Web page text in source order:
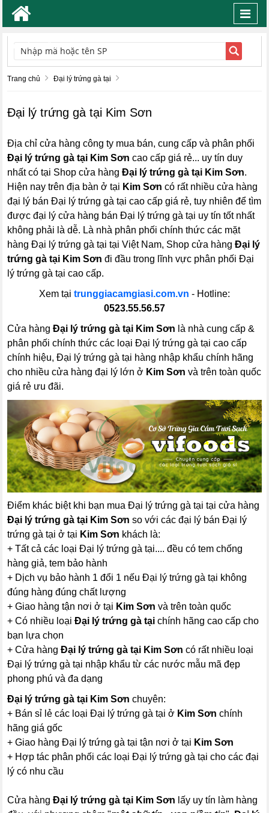
TÌM KIẾM
Trang chủ Đại lý trứng gà tại
Đại lý trứng gà tại Kim Sơn
Địa chỉ cửa hàng công ty mua bán, cung cấp và phân phối
Đại lý trứng gà tại Kim Sơn cao cấp giá rẻ... uy tín duy
nhất có tại Shop cửa hàngĐại lý trứng gà tại Kim Sơn.
Hiện nay trên địa bàn ở tại Kim Sơn có rất nhiều cửa hàng
đại lý bán Đại lý trứng gà tại cao cấp giá rẻ, tuy nhiên để tìm
được đại lý cửa hàng bán Đại lý trứng gà tại uy tín tốt nhất
không phải là dễ. Là nhà phân phối chính thức các mặt
hàng Đại lý trứng gà tại tại Việt Nam, Shop cửa hàngĐại lý
trứng gà tại Kim Sơn đi đầu trong lĩnh vực phân phối Đại
lý trứng gà tại cao cấp.
Xem tại trunggiacamgiasi.com.vn - Hotline:
0523.55.56.57
Cửa hàngĐại lý trứng gà tại Kim Sơn là nhà cung cấp &
phân phối chính thức các loại Đại lý trứng gà tại cao cấp
chính hiệu, Đại lý trứng gà tại hàng nhập khẩu chính hãng
cho nhiều cửa hàng đại lý lớn ở Kim Sơn và trên toàn quốc
giá rẻ ưu đãi.
Điểm khác biệt khi bạn mua Đại lý trứng gà tại tại cửa hàng
Đại lý trứng gà tại Kim Sơn so với các đại lý bán Đại lý
trứng gà tại ở tại Kim Sơn khách là:
+ Tất cả các loại Đại lý trứng gà tại.... đều có tem chống
hàng giả, tem bảo hành
+ Dịch vụ bảo hành 1 đổi 1 nếu Đại lý trứng gà tại không
đúng hàng đúng chất lượng
+ Giao hàng tận nơi ở tại Kim Sơn và trên toàn quốc
+ Có nhiều loạiĐại lý trứng gà tại chính hãng cao cấp cho
bạn lựa chọn
+ Cửa hàngĐại lý trứng gà tại Kim Sơn có rất nhiều loại
Đại lý trứng gà tại nhập khẩu từ các nước mẫu mã đẹp
phong phú và đa dạng
Đại lý trứng gà tại Kim Sơnchuyên:
+ Bán sỉ lẻ các loại Đại lý trứng gà tại ở Kim Sơn chính
hãng giá gốc
+ Giao hàng Đại lý trứng gà tại tận nơi ở tại Kim Sơn
+ Hợp tác phân phối các loại Đại lý trứng gà tại cho các đại
lý có nhu cầu
Cửa hàngĐại lý trứng gà tại Kim Sơn lấy uy tín làm hàng